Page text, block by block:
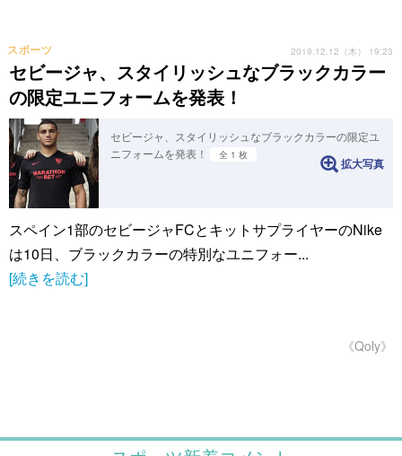
セビージャ、スタイリッシュなブラックカラー
の限定ユニフォームを発表！
スポーツ 2019.12.12（木） 19:23
セビージャ、スタイリッシュなブラックカラーの限定ユ
ニフォームを発表！
全 1 枚
拡大写真
スペイン1部のセビージャFCとキットサプライヤーのNike
は10日、ブラックカラーの特別なユニフォー...
[続きを読む]
《Qoly》